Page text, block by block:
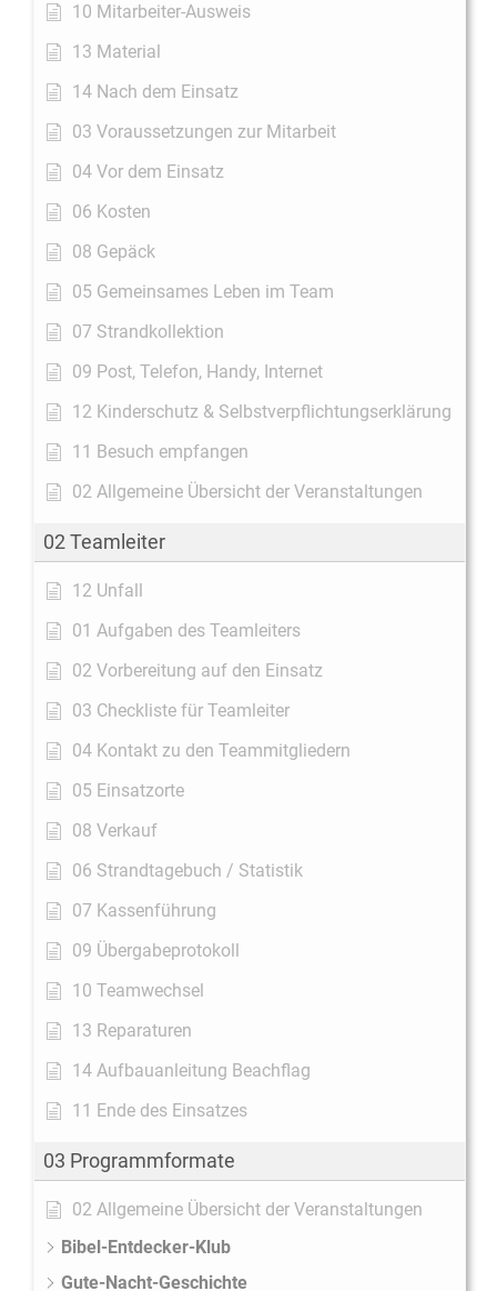
10 Mitarbeiter-Ausweis
13 Material
14 Nach dem Einsatz
03 Voraussetzungen zur Mitarbeit
04 Vor dem Einsatz
06 Kosten
08 Gepäck
05 Gemeinsames Leben im Team
07 Strandkollektion
09 Post, Telefon, Handy, Internet
12 Kinderschutz & Selbstverpflichtungserklärung
11 Besuch empfangen
02 Allgemeine Übersicht der Veranstaltungen
02 Teamleiter
12 Unfall
01 Aufgaben des Teamleiters
02 Vorbereitung auf den Einsatz
03 Checkliste für Teamleiter
04 Kontakt zu den Teammitgliedern
05 Einsatzorte
08 Verkauf
06 Strandtagebuch / Statistik
07 Kassenführung
09 Übergabeprotokoll
10 Teamwechsel
13 Reparaturen
14 Aufbauanleitung Beachflag
11 Ende des Einsatzes
03 Programmformate
02 Allgemeine Übersicht der Veranstaltungen
Bibel-Entdecker-Klub
Gute-Nacht-Geschichte